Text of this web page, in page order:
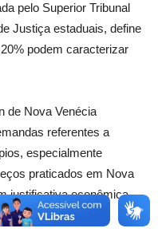
pelo Superior Tribunal
Justiça estaduais, define
podem caracterizar
de Nova Venécia
referentes a
especialmente
praticados em Nova
justificativa econômica
combustíveis